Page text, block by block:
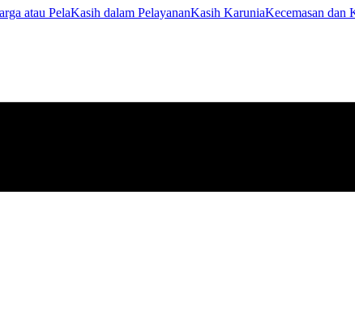
atau PelaKasih dalam PelayananKasih KaruniaKecemasan dan